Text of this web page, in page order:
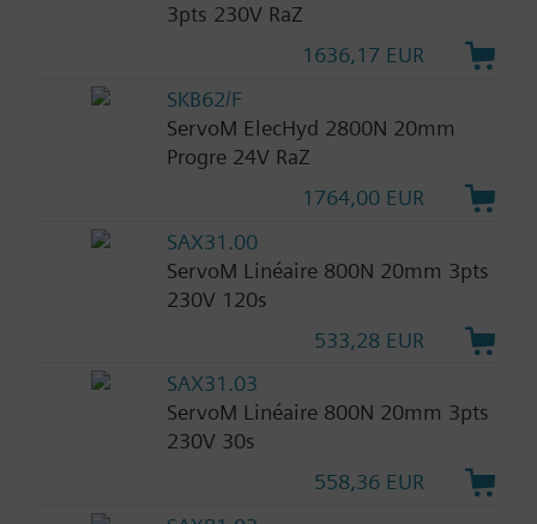
3pts 230V RaZ
1636,17 EUR
SKB62/F
ServoM ElecHyd 2800N 20mm
Progre 24V RaZ
1764,00 EUR
SAX31.00
ServoM Linéaire 800N 20mm 3pts
230V 120s
533,28 EUR
SAX31.03
ServoM Linéaire 800N 20mm 3pts
230V 30s
558,36 EUR